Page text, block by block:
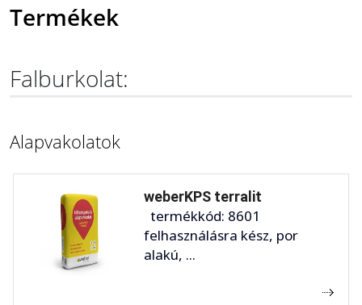
Termékek
Falburkolat:
Alapvakolatok
weberKPS terralit
termékkód: 8601
felhasználásra kész, por
alakú, ...